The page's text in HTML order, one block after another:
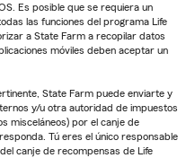
Es posible que se requiera un
las funciones del programa Life
a State Farm a recopilar datos
móviles deben aceptar un
State Farm puede enviarte y
y/u otra autoridad de impuestos
misceláneos) por el canje de
Tú eres el único responsable
canje de recompensas de Life